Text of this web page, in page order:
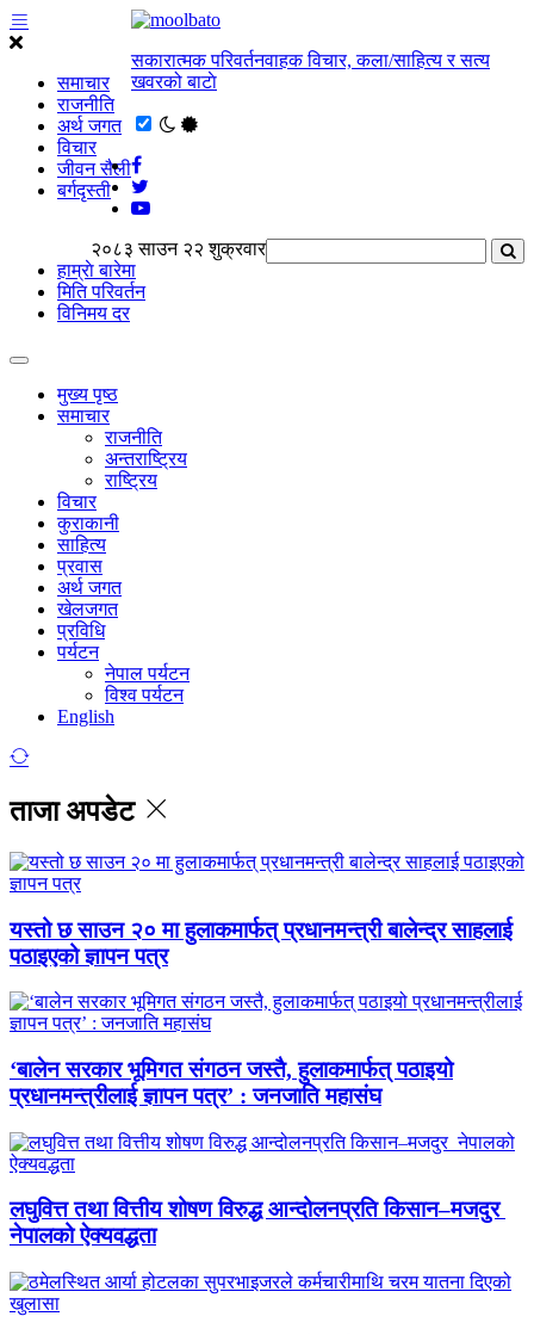
समाचार
राजनीति
अर्थ जगत
विचार
जीवन सैली
बर्गदृस्ती
सकारात्मक परिवर्तनवाहक विचार, कला/साहित्य र सत्य
खवरको बाटाे
२०८३ साउन २२ शुक्रवार
हाम्राे बारेमा
मिति परिवर्तन
विनिमय दर
मुख्य पृष्ठ
समाचार
राजनीति
अन्तराष्ट्रिय
राष्ट्रिय
विचार
कुराकानी
साहित्य
प्रवास
अर्थ जगत
खेलजगत
प्रविधि
पर्यटन
नेपाल पर्यटन
विश्व पर्यटन
English
ताजा अपडेट
यस्तो छ साउन २० मा हुलाकमार्फत् प्रधानमन्त्री बालेन्द्र साहलाई
पठाइएको ज्ञापन पत्र
‘बालेन सरकार भूमिगत संगठन जस्तै, हुलाकमार्फत् पठाइयो
प्रधानमन्त्रीलाई ज्ञापन पत्र’ : जनजाति महासंघ
लघुवित्त तथा वित्तीय शोषण विरुद्ध आन्दोलनप्रति किसान–मजदुर
नेपालको ऐक्यवद्धता